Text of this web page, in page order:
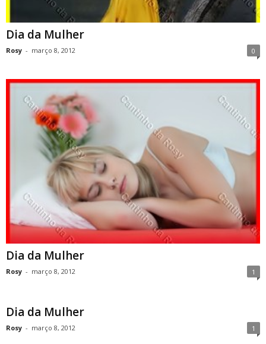
Dia da Mulher
Rosy - março 8, 2012 0
Dia da Mulher
Rosy - março 8, 2012 1
Dia da Mulher
Rosy - março 8, 2012 1